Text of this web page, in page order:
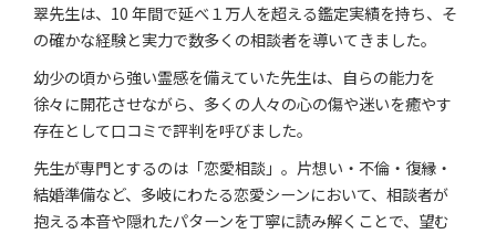
翠先生は、10 年間で延べ１万人を超える鑑定実績を持ち、そ
の確かな経験と実力で数多くの相談者を導いてきました。
幼少の頃から強い霊感を備えていた先生は、自らの能力を
徐々に開花させながら、多くの人々の心の傷や迷いを癒やす
存在として口コミで評判を呼びました。
先生が専門とするのは「恋愛相談」。片想い・不倫・復縁・
結婚準備など、多岐にわたる恋愛シーンにおいて、相談者が
抱える本音や隠れたパターンを丁寧に読み解くことで、望む